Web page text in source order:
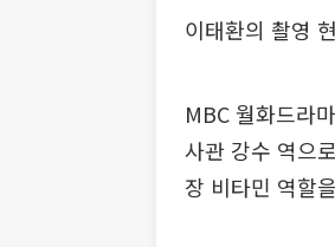
이태환의 촬영
MBC 월화드라
사관 강수 역으
장 비타민 역할